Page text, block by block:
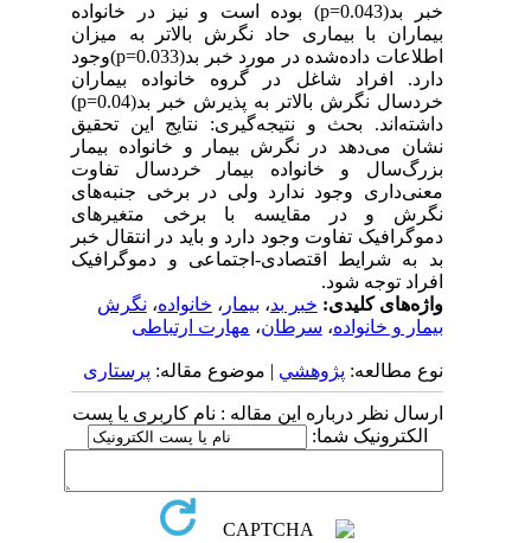
خبر بد(p=0.043) بوده است و نیز در خانواده
بیماران با بیماری حاد نگرش بالاتر به میزان
اطلاعات داده‌شده در مورد خبر بد(p=0.033)وجود
دارد. افراد شاغل در گروه خانواده بیماران
خردسال نگرش بالاتر به پذیرش خبر بد(p=0.04)
داشته‌اند. بحث و نتیجه‌گیری: نتایج این تحقیق
نشان می‌دهد در نگرش بیمار و خانواده بیمار
بزرگ‌سال و خانواده بیمار خردسال تفاوت
معنی‌داری وجود ندارد ولی در برخی جنبه‌های
نگرش و در مقایسه با برخی متغیرهای
دموگرافیک تفاوت وجود دارد و باید در انتقال خبر
بد به شرایط اقتصادی-اجتماعی و دموگرافیک
افراد توجه شود.
واژه‌های کلیدی:خبر بد ،بیمار، خانواده،نگرش
بیمار و خانواده،سرطان،مهارت ارتباطی
نوع مطالعه:پژوهشي| موضوع مقاله:پرستاری
ارسال نظر درباره این مقاله : نام کاربری یا پست
الکترونیک شما: